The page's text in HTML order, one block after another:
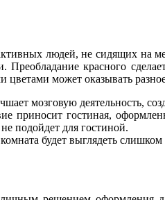
людей, не сидящих на
красного
цветами может оказывать
мозговую деятельность,
приносит гостиная,
подойдет для гостиной.
будет выглядеть